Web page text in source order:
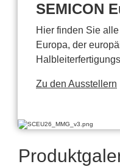
SEMICON
Hier finden Sie
Europa, der
Zu den Ausstellern